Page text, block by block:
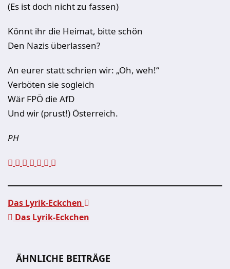
(Es ist doch nicht zu fassen)
Könnt ihr die Heimat, bitte schön
Den Nazis überlassen?
An eurer statt schrien wir: „Oh, weh!“
Verböten sie sogleich
Wär FPÖ die AfD
Und wir (prust!) Österreich.
PH
Das Lyrik-Eckchen
Das Lyrik-Eckchen
ÄHNLICHE BEITRÄGE